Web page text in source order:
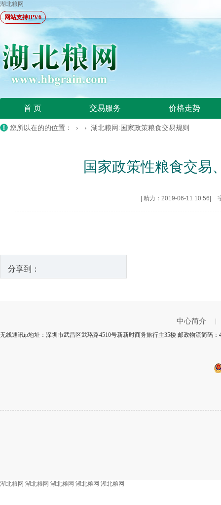
湖北粮网
网站支持IPV6
首 页 交易服务 价格走势
您所以在的的位置： › › 湖北粮网:国家政策粮食交易规则
国家政策性粮食交易
精力：2019-06-11 10:56
分享到：
中心简介
无线通讯ip地址：深圳市武昌区武珞路4510号新新时商务旅行主35楼 邮政物流简码
湖北粮网 湖北粮网 湖北粮网 湖北粮网 湖北粮网